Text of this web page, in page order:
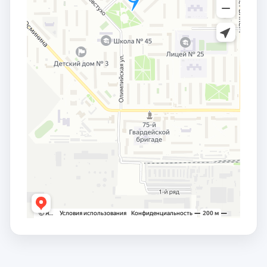
заместителем сопредседателя от российской
части Комиссии по сотрудничеству Совета
Федерации Федерального Собрания РФ и Сената
Парламента Республики Казахстан.
С 2016 по 2021 год –
депутат Законодательного
Собрания Омской области VI созыва
комитета Законодательного Собрания Омской
области по образованию, науке, культуре и
молодежной политике, член Региональной
комиссии по совершенствованию системы
обращения с отходами производства и
потребления в Омской области, член Совета глав
муниципальных образований при Губернаторе
Антарктике Совета Федерации Федерального
Собрания РФ
С 2021 – по настоящее время
созыва, председатель комитета